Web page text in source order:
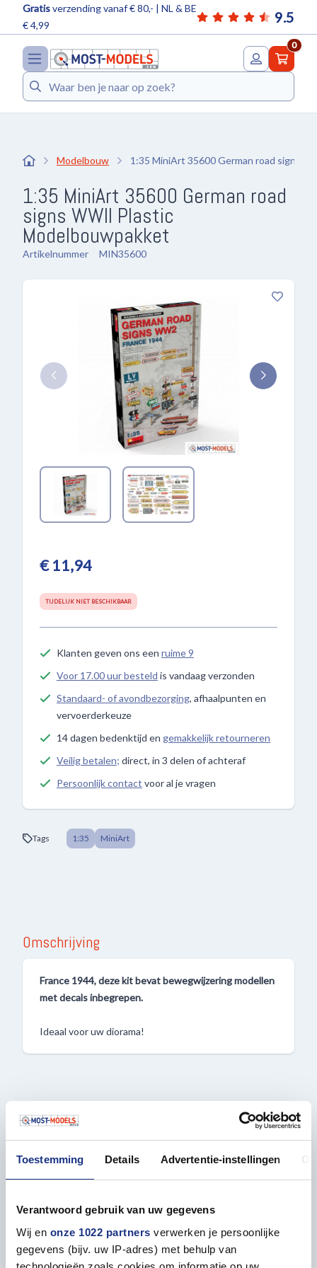
Toestemming Details Advertentie-instellingen
Verantwoord gebruik van uw gegevens
Wij en onze 1022 partners verwerken je persoonlijke
gegevens (bijv. uw IP-adres) met behulp van
9.5
Gratisverzending vanaf € 80,- | NL & BE
€ 4,99
0
Zoeken
Modelbouw 1:35 MiniArt 35600 German road signs
1:35 MiniArt 35600 German road
signs WWII Plastic
Modelbouwpakket
Artikelnummer MIN35600
€ 11,94
TIJDELIJK NIET BESCHIKBAAR
Klanten geven ons een ruime 9
Voor 17.00 uur besteld is vandaag verzonden
Standaard- of avondbezorging, afhaalpunten en
vervoerderkeuze
14 dagen bedenktijd en gemakkelijk retourneren
Veilig betalen; direct, in 3 delen of achteraf
Persoonlijk contact voor al je vragen
Tags 1:35 MiniArt
Omschrijving
France 1944, deze kit bevat bewegwijzering modellen
met decals inbegrepen.
Ideaal voor uw diorama!
Eigenschappen
Verpakkingsdoos lengte in mm 260
Verpakkingsdoos breedte in mm
Verpakkingsdoos hoogte in mm